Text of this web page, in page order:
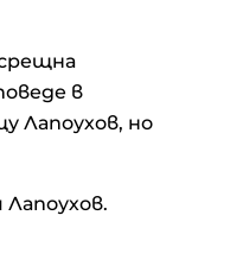
в
Лапоухов, но